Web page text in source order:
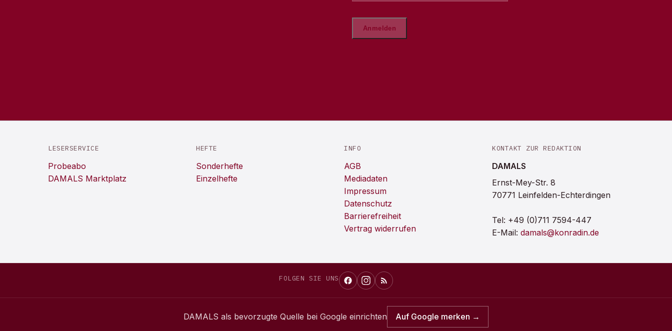
LESERSERVICE
Probeabo
DAMALS Marktplatz
HEFTE
Sonderhefte
Einzelhefte
INFO
AGB
Mediadaten
Impressum
Datenschutz
Barrierefreiheit
Vertrag widerrufen
KONTAKT ZUR REDAKTION
DAMALS
Ernst-Mey-Str. 8
70771 Leinfelden-Echterdingen
Tel: +49 (0)711 7594-447
E-Mail: damals@konradin.de
FOLGEN SIE UNS
DAMALS als bevorzugte Quelle bei Google einrichten Auf Google merken →